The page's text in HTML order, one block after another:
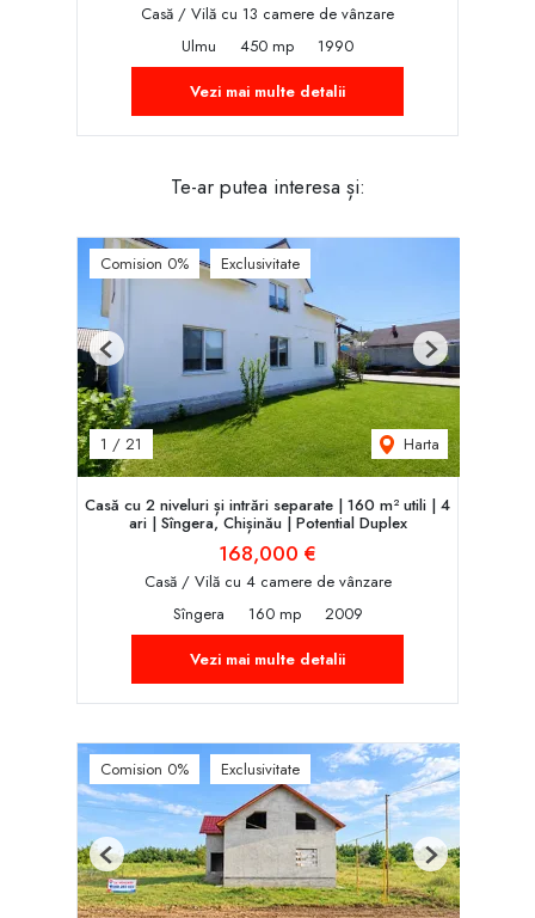
Casă / Vilă cu 13 camere de vânzare
Ulmu
450 mp
1990
Vezi mai multe detalii
Te-ar putea interesa și:
Comision 0% Exclusivitate
1 / 21 Harta
Previous Next
Casă cu 2 niveluri și intrări separate | 160 m² utili | 4
ari | Sîngera, Chișinău | Potent‌ial Duplex
168,000 €
Casă / Vilă cu 4 camere de vânzare
Sîngera
160 mp
2009
Vezi mai multe detalii
Comision 0% Exclusivitate
Previous Next